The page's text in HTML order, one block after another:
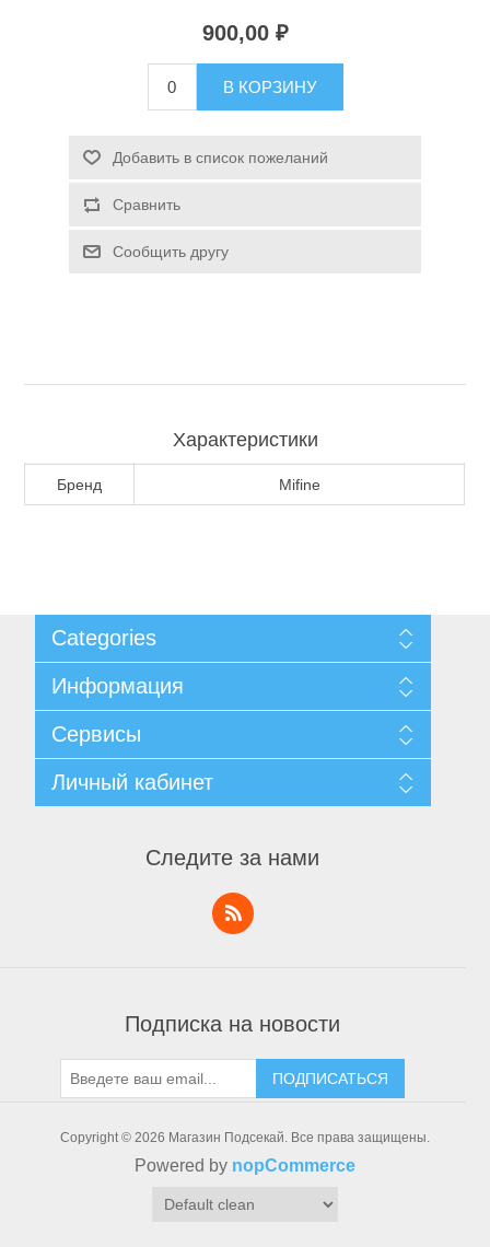
900,00 ₽
В КОРЗИНУ
Добавить в список пожеланий
Сравнить
Сообщить другу
Характеристики
Бренд Mifine
Categories
Информация
Доставка и возврат
Уведомление о конфиденциальности
Пользовательское соглашение
О нас
Сервисы
Новости
Блог
Список сравнения
Личный кабинет
Заявка на аккаунт поставщика
Следите за нами
Подписка на новости
ПОДПИСАТЬСЯ
Copyright © 2026 Магазин Подсекай. Все права защищены.
Powered by nopCommerce